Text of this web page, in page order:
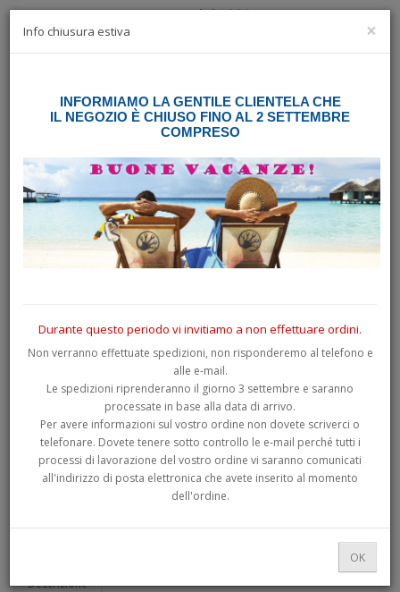
☰
Home Profilo per calandra Renault Trafic 2015
Descrizione
×
Info chiusura estiva
INFORMIAMO LA GENTILE CLIENTELA CHE
IL NEGOZIO È CHIUSO FINO AL 2 SETTEMBRE
COMPRESO
Durante questo periodo vi invitiamo a non effettuare ordini.
Non verranno effettuate spedizioni, non risponderemo al telefono e
alle e-mail.
Le spedizioni riprenderanno il giorno 3 settembre e saranno
processate in base alla data di arrivo.
Per avere informazioni sul vostro ordine non dovete scriverci o
telefonare. Dovete tenere sotto controllo le e-mail perché tutti i
processi di lavorazione del vostro ordine vi saranno comunicati
all'indirizzo di posta elettronica che avete inserito al momento
dell'ordine.
OK